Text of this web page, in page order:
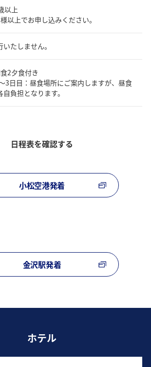
以上
以上でお申し込みください。
いたしません。
2夕食付き
3日目：昼食場所にご案内しますが、昼食
自負担となります。
日程表を確認する
小松空港発着
金沢駅発着
ホテル